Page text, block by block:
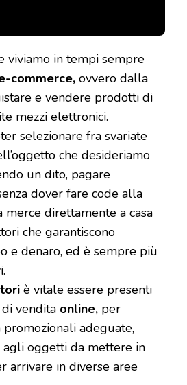
viviamo in tempi sempre
commerce, ovvero dalla
e vendere prodotti di
mezzi elettronici.
selezionare fra svariate
che desideriamo
un dito, pagare
dover fare code alla
merce direttamente a casa
che garantiscono
e denaro, ed è sempre più
è vitale essere presenti
vendita online, per
adeguate,
oggetti da mettere in
arrivare in diverse aree